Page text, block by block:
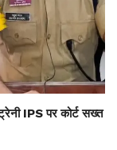
IPS पर कोर्ट सख्त